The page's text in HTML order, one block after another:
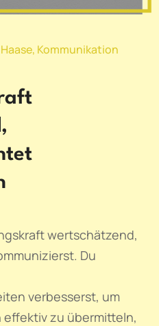
, Kommunikation
wertschätzend,
Du
verbesserst, um
zu übermitteln,